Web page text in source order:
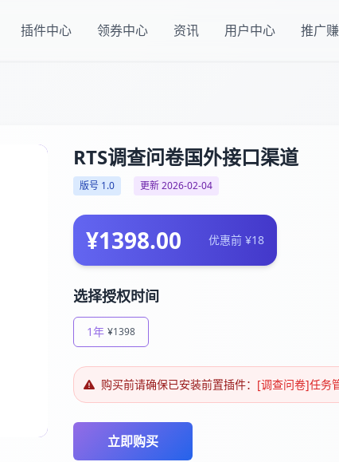
插件中心 领券中心 资讯 用户中心 推广
RTS调查问卷国外接口渠道
版号 1.0 更新 2026-02-04
¥1398.00 优惠前 ¥18
选择授权时间
1年 ¥1398
购买前请确保已安装前置插件： [调查问卷]任务
立即购买